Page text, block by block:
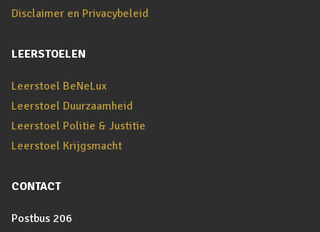
Disclaimer en Privacybeleid
LEERSTOELEN
Leerstoel BeNeLux
Leerstoel Duurzaamheid
Leerstoel Politie & Justitie
Leerstoel Krijgsmacht
CONTACT
Postbus 206